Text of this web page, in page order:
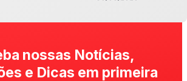
nossas Notícias,
e Dicas em primeira